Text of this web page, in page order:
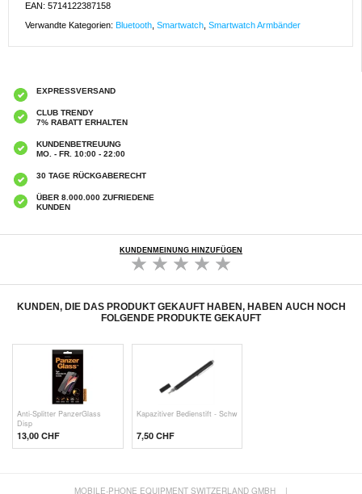
EAN: 5714122387158
Verwandte Kategorien: Bluetooth Smartwatch Smartwatch Armbänder
EXPRESSVERSAND
CLUB TRENDY
7% RABATT ERHALTEN
KUNDENBETREUUNG
MO. - FR. 10:00 - 22:00
30 TAGE RÜCKGABERECHT
ÜBER 8.000.000 ZUFRIEDENE
KUNDEN
KUNDENMEINUNG HINZUFÜGEN
KUNDEN, DIE DAS PRODUKT GEKAUFT HABEN, HABEN AUCH NOCH
FOLGENDE PRODUKTE GEKAUFT
Anti-Splitter PanzerGlass
Disp
13,00 CHF
Kapazitiver Bedienstift - Schw
7,50 CHF
MOBILE-PHONE EQUIPMENT SWITZERLAND GMBH
|